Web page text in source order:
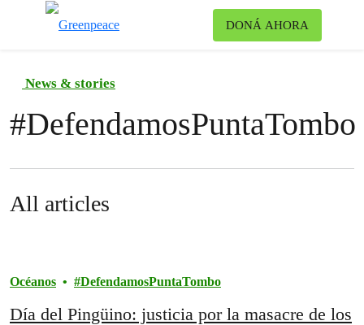
DONÁ AHORA
News & stories
#DefendamosPuntaTombo
All articles
Océanos DefendamosPuntaTombo
Día del Pingüino: justicia por la masacre de los